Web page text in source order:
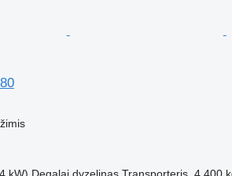
kW) Degalai dyzelinas Transporteris 4 400